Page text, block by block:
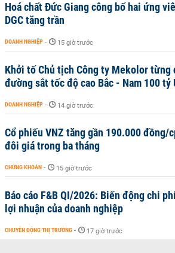
Hoá chất Đức Giang công bố hai ứng
DGC tăng trần
DOANH NGHIỆP - 15 giờ trước
Khởi tố Chủ tịch Công ty Mekolor từng
đường sắt tốc độ cao Bắc - Nam 100 tỷ
DOANH NGHIỆP - 14 giờ trước
Cổ phiếu VNZ tăng gần 190.000 đồng/
đôi giá trong ba tháng
CHỨNG KHOÁN - 15 giờ trước
Báo cáo F&B QI/2026: Biến động chi
lợi nhuận của doanh nghiệp
CHUYỂN ĐỘNG THỊ TRƯỜNG - 17 giờ trước